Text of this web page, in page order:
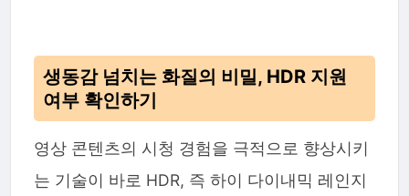
생동감 넘치는 화질의 비밀, HDR 지원
여부 확인하기
영상 콘텐츠의 시청 경험을 극적으로 향상시키
는 기술이 바로 HDR, 즉 하이 다이내믹 레인지